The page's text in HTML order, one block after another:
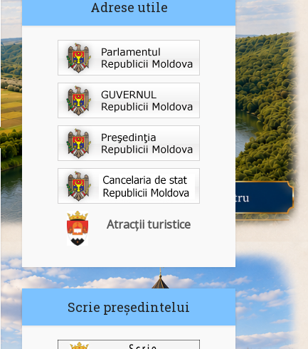
Adrese utile
Atracții turistice
Scrie președintelui